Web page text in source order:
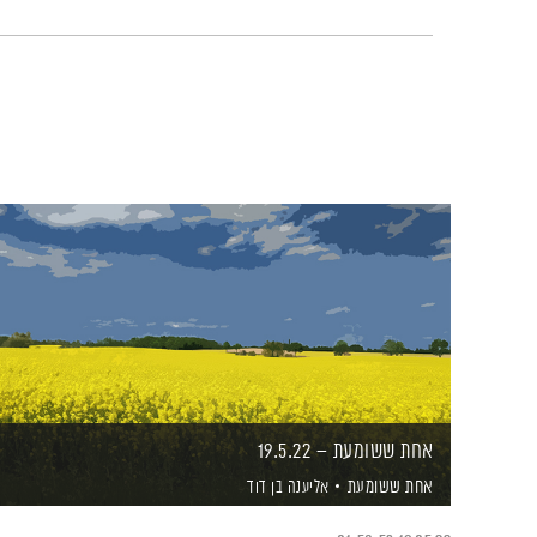
אחת ששומעת – 19.5.22
אחת ששומעת אליענה בן דוד